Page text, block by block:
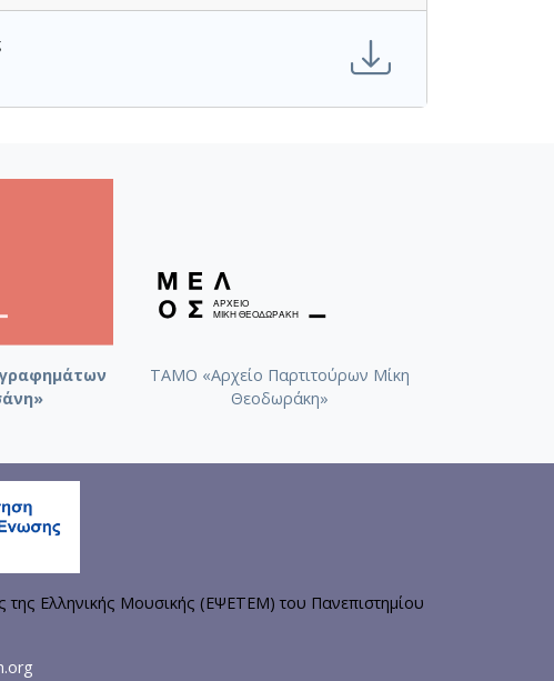
ΤΑΜΟ «Αρχείο Παρτιτούρων Μίκη
Θεοδωράκη»
Ελληνικής Μουσικής (ΕΨΕΤΕΜ) του Πανεπιστημίου